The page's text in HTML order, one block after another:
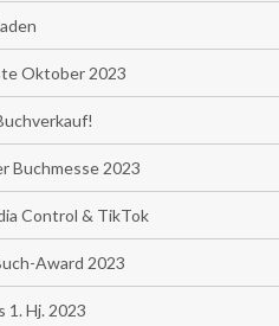
Oktober 2023
Buchmesse 2023
Control & TikTok
Award 2023
1. Hj. 2023